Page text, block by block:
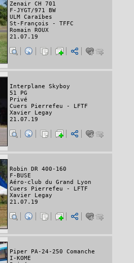
Zenair CH 701
F-JYGT/971 BW
ULM Caraïbes
St-François - TFFC
Romain ROUX
21.07.19
Interplane Skyboy
51 PG
Privé
Cuers Pierrefeu - LFTF
Xavier Legay
21.07.19
Robin DR 400-160
F-BUSE
Aéro-club du Grand Lyon
Cuers Pierrefeu - LFTF
Xavier Legay
21.07.19
Piper PA-24-250 Comanche
I-KOME